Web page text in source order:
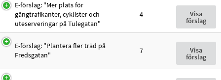
E-förslag: "Mer plats för
gångtrafikanter, cyklister och
uteserveringar på Tulegatan"
4 Visa
förslag
E-förslag: "Plantera fler träd på
Fredsgatan"
7 Visa
förslag